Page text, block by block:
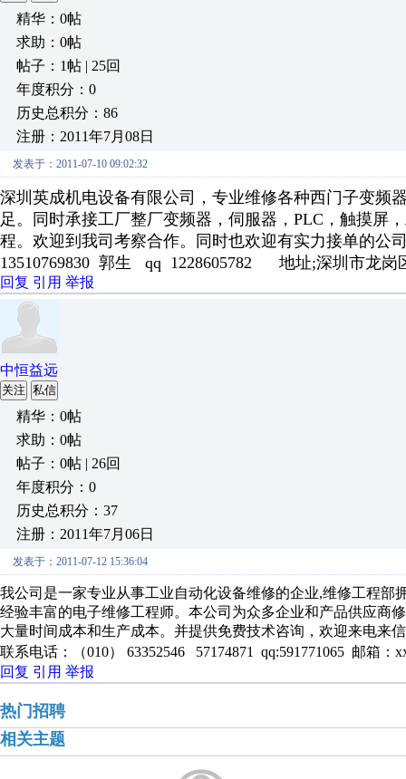
精华：0帖
求助：0帖
帖子：1帖 | 25回
年度积分：0
历史总积分：86
注册：2011年7月08日
发表于：2011-07-10 09:02:32
深圳英成机电设备有限公司， 专业维修各种西门子变频
足。同时承接工厂整厂变频器，伺服器，PLC，触摸屏
程。欢迎到我司考察合作。同时也欢迎有实力接单的公
13510769830 郭生 qq 1228605782 地址;深圳市龙岗
回复 引用 举报
中恒益远
关注 私信
精华：0帖
求助：0帖
帖子：0帖 | 26回
年度积分：0
历史总积分：37
注册：2011年7月06日
发表于：2011-07-12 15:36:04
我公司是一家专业从事工业自动化设备维修的企业,维修工程部
经验丰富的电子维修工程师。本公司为众多企业和产品供应商
大量时间成本和生产成本。并提供免费技术咨询，欢迎来电来
联系电话：（010） 63352546 57174871 qq:591771065 邮箱：
回复 引用 举报
热门招聘
相关主题